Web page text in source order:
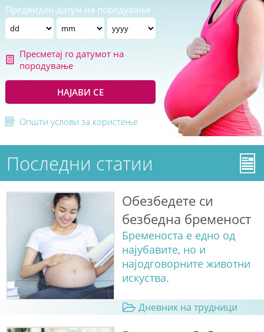
Предвиден датум на породување
Пресметај го датумот на
породување
НАЈАВИ СЕ
Општи услови за користење
Последни статии
Обезбедете си
безбедна бременост
Бременоста е едно од
најубавите, но и
најодговорните животни
искуства.
Дневник на трудници